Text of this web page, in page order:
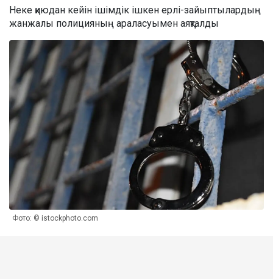
Неке қиюдан кейін ішімдік ішкен ерлі-зайыптылардың
жанжалы полицияның араласуымен аяқталды
Фото: © istockphoto.com